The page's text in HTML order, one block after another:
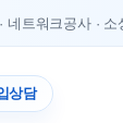
네트워크공사 ·
상담